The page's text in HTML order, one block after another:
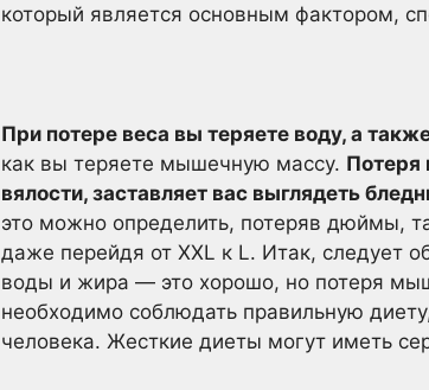
который является основным фактором,
При потере веса вы теряете воду, а
как вы теряете мышечную массу. Потеря
вялости, заставляет вас выглядеть
это можно определить, потеряв дюймы,
даже перейдя от XXL к L. Итак, следует
воды и жира — это хорошо, но потеря
необходимо соблюдать правильную
человека. Жесткие диеты могут иметь